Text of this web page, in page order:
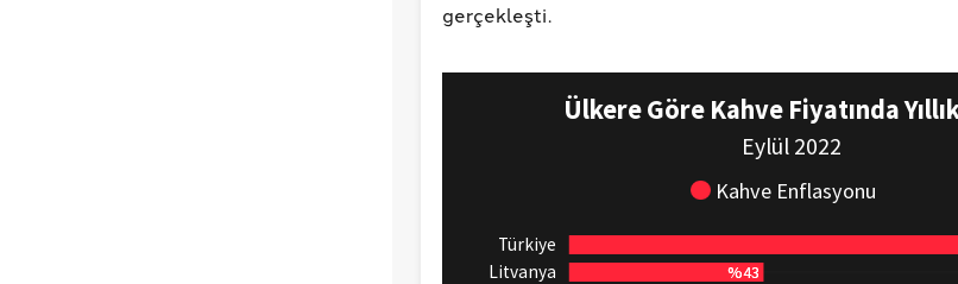
gerçekleşti.